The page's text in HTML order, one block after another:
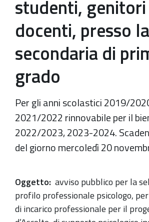
studenti,
docenti, presso
secondaria di
grado
Per gli anni scolastici 2019/
2021/2022 rinnovabile per il
2022/2023, 2023-2024.
del giorno mercoledì 20
Oggetto: avviso pubblico per la
profilo professionale psicologo,
di incarico professionale per il